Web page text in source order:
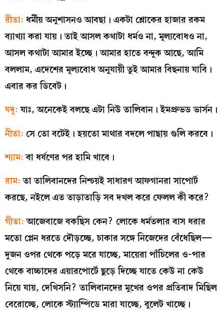
রীতা: ধর্মীয় অনুশাসনও আবছা। একটা শ্লোকের হাজার রকম
ব্যাখ্যা করা যায়। তাই আসল কথাটা ধর্মও না, মূল্যবোধও না,
আসল কথাটা আমার ইচ্ছে। আমার হাতে বন্দুক আছে, আমি
বললাম, এদেশের মূল্যবোধ অনুযায়ী তুই আমার বিছনায় যাবি।
এবার কর ডিবেট।
যদু:যাঃ, অনেকেই বলছে এটা নিউ তালিবান। ইমপ্রুভড ভার্সন।
নীতা: সে তো বটেই। হয়তো মাথার বদলে পাছায় গুলি করবে।
শ্যাম:বা ধর্ষণের পর হামি খাবে।
রাম:তা তালিবানদের নিশ্চয়ই সাধারণ আফগানরা সাপোর্ট
করছে, নইলে এত তাড়াতাড়ি সব দখল করে ফেলল কী করে?
গীতা:আজেবাজে বকছিস কেন? লোকে ধর্মতলার বাস ধরার
মতো প্লেন ধরতে দৌড়চ্ছে, চাকার সঙ্গে নিজেদের বেঁধেছিল—
দুজন ওপর থেকে পড়ে মরে যাচ্ছে, মায়েরা পাঁচিলের ও-পার
থেকে বাচ্চাদের এয়ারপোর্টে ছুড়ে দিচ্ছে যাতে কেউ না কেউ
নিয়ে যায়, দেখিসনি? তালিবানদের মুখের ওপর প্রতিবাদ মিছিল
বেরোচ্ছে, লোকে স্ট্যাম্পিডে মারা যাচ্ছে, বুলেট খাচ্ছে।